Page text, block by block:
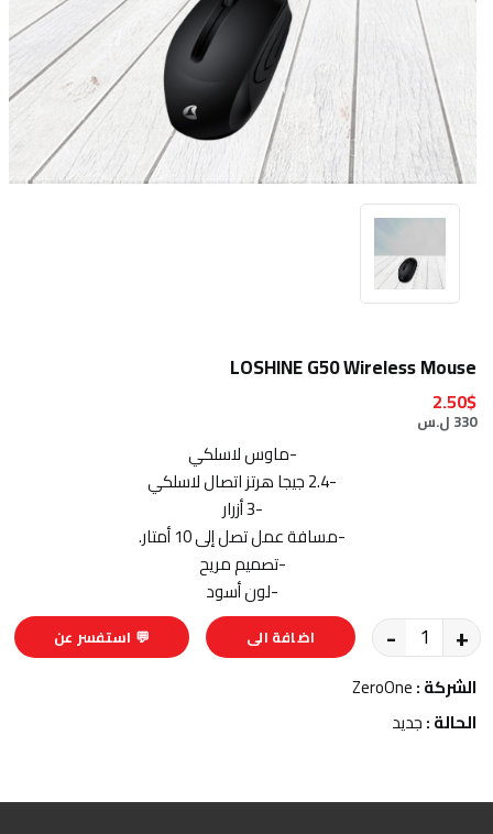
LOSHINE G50 Wireless Mouse
2.50$
330 ل.س
-ماوس لاسلكي
-2.4 جيجا هرتز اتصال لاسلكي
-3 أزرار
-مسافة عمل تصل إلى 10 أمتار.
-تصميم مريح
-لون أسود
- +
اضافة الى
💬 استفسر عن
الشركة :ZeroOne
الحالة :جديد